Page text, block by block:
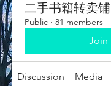
二手书籍转卖铺
Public · 81 members
Join
Discussion Media